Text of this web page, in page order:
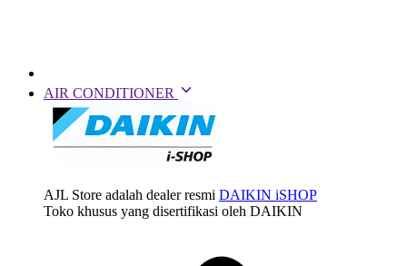
AIR CONDITIONER
AJL Store adalah dealer resmi DAIKIN iSHOP
Toko khusus yang disertifikasi oleh DAIKIN